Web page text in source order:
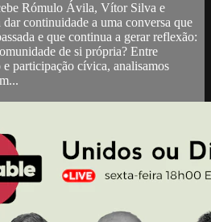
Rómulo Ávila, Vítor Silva e
continuidade a uma conversa que
e que continua a gerar reflexão:
de si própria? Entre
participação cívica, analisamos